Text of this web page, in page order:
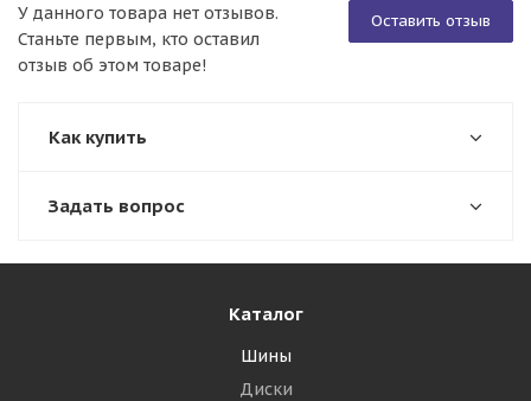
Оставить отзыв
У данного товара нет отзывов.
Станьте первым, кто оставил
отзыв об этом товаре!
Как купить
Задать вопрос
Каталог
Шины
Диски